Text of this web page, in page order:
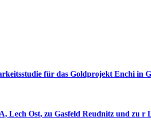
für das Goldprojekt Enchi in
Lech Ost, zu Gasfeld Reudnitz und zu r